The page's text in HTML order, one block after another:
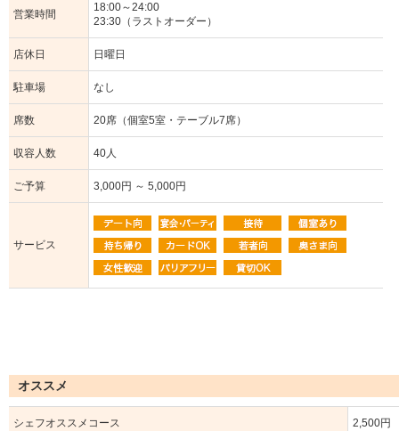
営業時間
18:00～24:00
23:30（ラストオーダー）
店休日 日曜日
駐車場 なし
席数 20席（個室5室・テーブル7席）
収容人数 40人
ご予算 3,000円 ～ 5,000円
サービス
オススメ
シェフオススメコース 2,500円